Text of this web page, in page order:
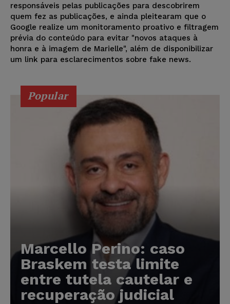
responsáveis pelas publicações para descobrirem
quem fez as publicações, e ainda pleitearam que o
Google realize um monitoramento proativo e filtragem
prévia do conteúdo para evitar "novos ataques à
honra e à imagem de Marielle", além de disponibilizar
um link para esclarecimentos sobre fake news.
Popular
Marcello Perino: caso
Braskem testa limite
entre tutela cautelar e
recuperação judicial